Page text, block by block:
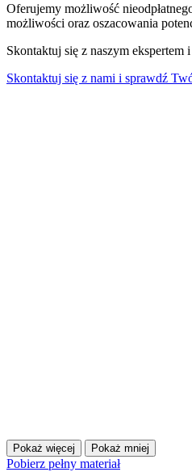
Oferujemy możliwość
możliwości oraz oszacowania
Skontaktuj się z naszym ekspertem
Skontaktuj się z nami i sprawdź
Pokaż więcej Pokaż mniej
Pobierz pełny materiał